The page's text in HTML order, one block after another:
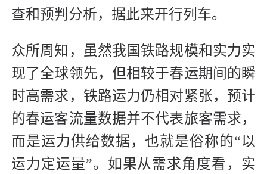
查和预判分析，据此来开行列车。
众所周知，虽然我国铁路规模和实力实
现了全球领先，但相较于春运期间的瞬
时高需求，铁路运力仍相对紧张，预计
的春运客流量数据并不代表旅客需求，
而是运力供给数据，也就是俗称的“以
运力定运量”。如果从需求角度看，实